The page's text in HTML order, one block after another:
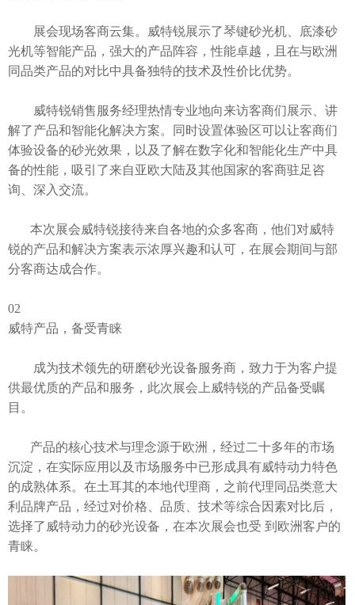
展会现场客商云集。威特锐展示了琴键砂光机、底漆砂
光机等智能产品，强大的产品阵容，性能卓越，且在与欧洲
同品类产品的对比中具备独特的技术及性价比优势。
威特锐销售服务经理热情专业地向来访客商们展示、讲
解了产品和智能化解决方案。同时设置体验区可以让客商们
体验设备的砂光效果，以及了解在数字化和智能化生产中具
备的性能，吸引了来自亚欧大陆及其他国家的客商驻足咨
询、深入交流。
本次展会威特锐接待来自各地的众多客商，他们对威特
锐的产品和解决方案表示浓厚兴趣和认可，在展会期间与部
分客商达成合作。
02
威特产品，备受青睐
成为技术领先的研磨砂光设备服务商，致力于为客户提
供最优质的产品和服务，此次展会上威特锐的产品备受瞩
目。
产品的核心技术与理念源于欧洲，经过二十多年的市场
沉淀，在实际应用以及市场服务中已形成具有威特动力特色
的成熟体系。在土耳其的本地代理商，之前代理同品类意大
利品牌产品，经过对价格、品质、技术等综合因素对比后，
选择了威特动力的砂光设备，在本次展会也受 到欧洲客户的
青睐。